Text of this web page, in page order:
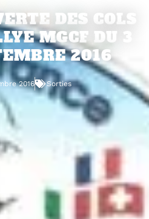
DES COLS
MGCF DU 3
2016
2016 Sorties